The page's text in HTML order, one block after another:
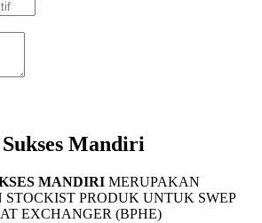
Mandiri
MANDIRI MERUPAKAN
PRODUK UNTUK SWEP
EXCHANGER (BPHE)